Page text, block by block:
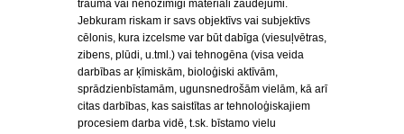
trauma vai nenozīmīgi materiāli zaudējumi.
Jebkuram riskam ir savs objektīvs vai subjektīvs
cēlonis, kura izcelsme var būt dabīga (viesuļvētras,
zibens, plūdi, u.tml.) vai tehnogēna (visa veida
darbības ar ķīmiskām, bioloģiski aktīvām,
sprādzienbīstamām, ugunsnedrošām vielām, kā arī
citas darbības, kas saistītas ar tehnoloģiskajiem
procesiem darba vidē, t.sk. bīstamo vielu